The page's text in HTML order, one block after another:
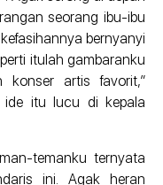
seorang ibu-ibu
bernyanyi
itulah gambaranku
artis favorit,”
ide itu lucu di kepala
temanku ternyata
ini. Agak heran